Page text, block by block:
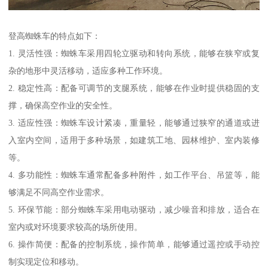
登高蜘蛛车的特点如下：
1. 灵活性强：蜘蛛车采用四轮立驱动和转向系统，能够在狭窄或复
杂的地形中灵活移动，适应多种工作环境。
2. 稳定性高：配备可调节的支腿系统，能够在作业时提供稳固的支
撑，确保高空作业的安全性。
3. 适应性强：蜘蛛车设计紧凑，重量轻，能够通过狭窄的通道或进
入室内空间，适用于多种场景，如建筑工地、园林维护、室内装修
等。
4. 多功能性：蜘蛛车通常配备多种附件，如工作平台、吊篮等，能
够满足不同高空作业需求。
5. 环保节能：部分蜘蛛车采用电动驱动，减少噪音和排放，适合在
室内或对环境要求较高的场所使用。
6. 操作简便：配备的控制系统，操作简单，能够通过遥控或手动控
制实现定位和移动。